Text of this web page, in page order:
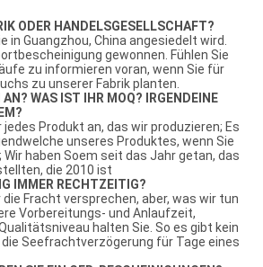
ODER HANDELSGESELLSCHAFT?
in Guangzhou, China angesiedelt wird.
gewonnen. Fühlen Sie
zu informieren voran, wenn Sie für
zu unserer Fabrik planten.
AN? WAS IST IHR MOQ? IRGENDEINE
Produkt an, das wir produzieren; Es
unseres Produktes, wenn Sie
haben Soem seit das Jahr getan, das
die 2010 ist
IMMER RECHTZEITIG?
Fracht versprechen, aber, was wir tun
Vorbereitungs- und Anlaufzeit,
halten Sie. So es gibt kein
Seefrachtverzögerung für Tage eines